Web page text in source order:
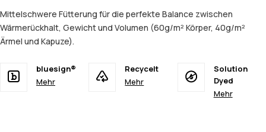
Mittelschwere Fütterung für die perfekte Balance zwischen
Wärmerückhalt, Gewicht und Volumen (60g/m² Körper, 40g/m²
Ärmel und Kapuze).
bluesign®
Mehr
Recycelt
Mehr
Solution
Dyed
Mehr